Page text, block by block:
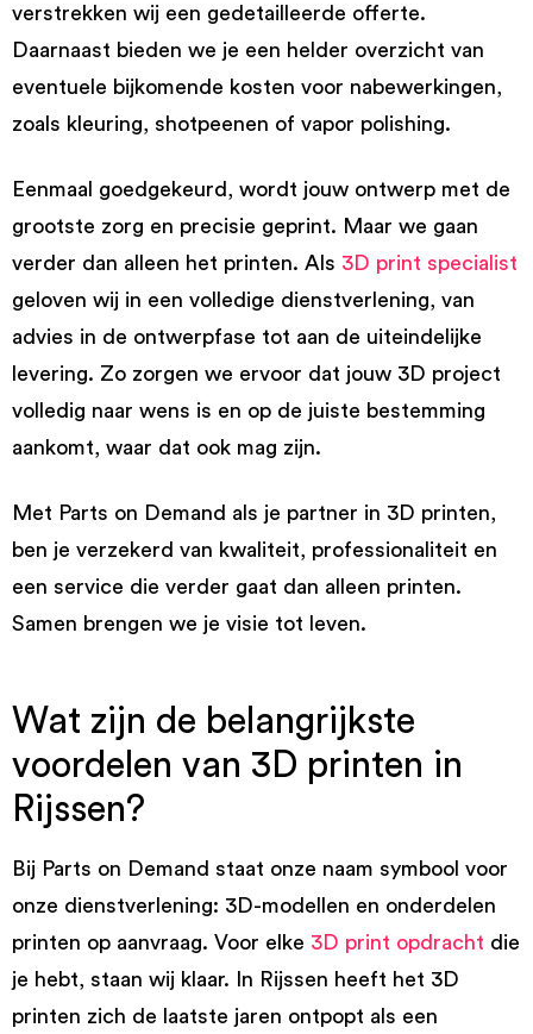
verstrekken wij een gedetailleerde offerte.
Daarnaast bieden we je een helder overzicht van
eventuele bijkomende kosten voor nabewerkingen,
zoals kleuring, shotpeenen of vapor polishing.
Eenmaal goedgekeurd, wordt jouw ontwerp met de
grootste zorg en precisie geprint. Maar we gaan
verder dan alleen het printen. Als 3D print specialist
geloven wij in een volledige dienstverlening, van
advies in de ontwerpfase tot aan de uiteindelijke
levering. Zo zorgen we ervoor dat jouw 3D project
volledig naar wens is en op de juiste bestemming
aankomt, waar dat ook mag zijn.
Met Parts on Demand als je partner in 3D printen,
ben je verzekerd van kwaliteit, professionaliteit en
een service die verder gaat dan alleen printen.
Samen brengen we je visie tot leven.
Wat zijn de belangrijkste
voordelen van 3D printen in
Rijssen?
Bij Parts on Demand staat onze naam symbool voor
onze dienstverlening: 3D-modellen en onderdelen
printen op aanvraag. Voor elke 3D print opdracht die
je hebt, staan wij klaar. In Rijssen heeft het 3D
printen zich de laatste jaren ontpopt als een